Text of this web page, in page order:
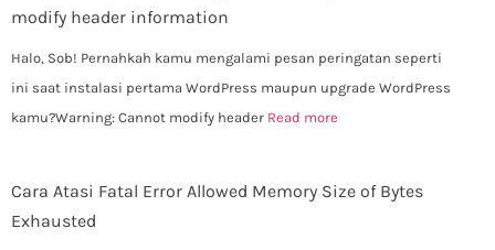
modify header information
Halo, Sob! Pernahkah kamu mengalami pesan peringatan seperti
ini saat instalasi pertama WordPress maupun upgrade WordPress
kamu?Warning: Cannot modify header Read more
Cara Atasi Fatal Error Allowed Memory Size of Bytes
Exhausted